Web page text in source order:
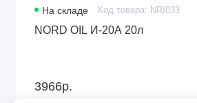
На складе Код товара: NRI033
NORD OIL И-20А 20л
3966р.